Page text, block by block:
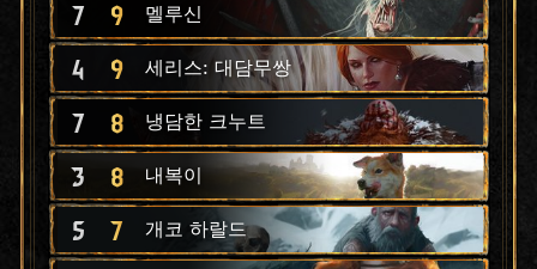
7 9 멜루신
4 9 세리스: 대담무쌍
7 8 냉담한 크누트
3 8 내복이
5 7 개코 하랄드